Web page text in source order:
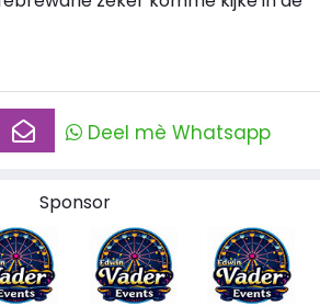
Deel mè Whatsapp
Sponsor